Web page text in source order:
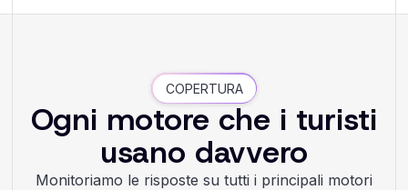
COPERTURA
Ogni motore che i turisti
usano davvero
Monitoriamo le risposte su tutti i principali motori